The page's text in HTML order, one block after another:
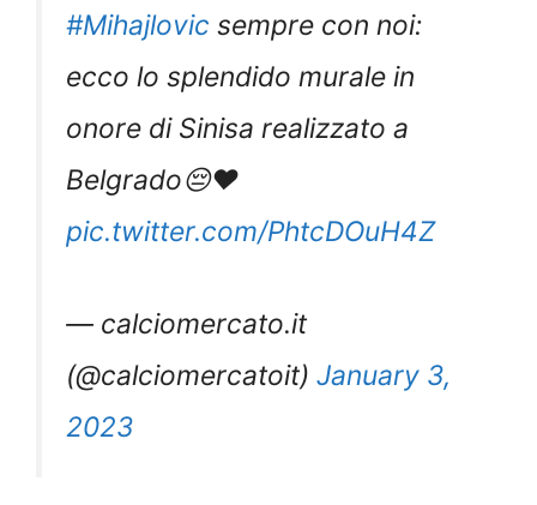
#Mihajlovic sempre con noi:
ecco lo splendido murale in
onore di Sinisa realizzato a
Belgrado😔❤️
pic.twitter.com/PhtcDOuH4Z
— calciomercato.it
(@calciomercatoit) January 3,
2023